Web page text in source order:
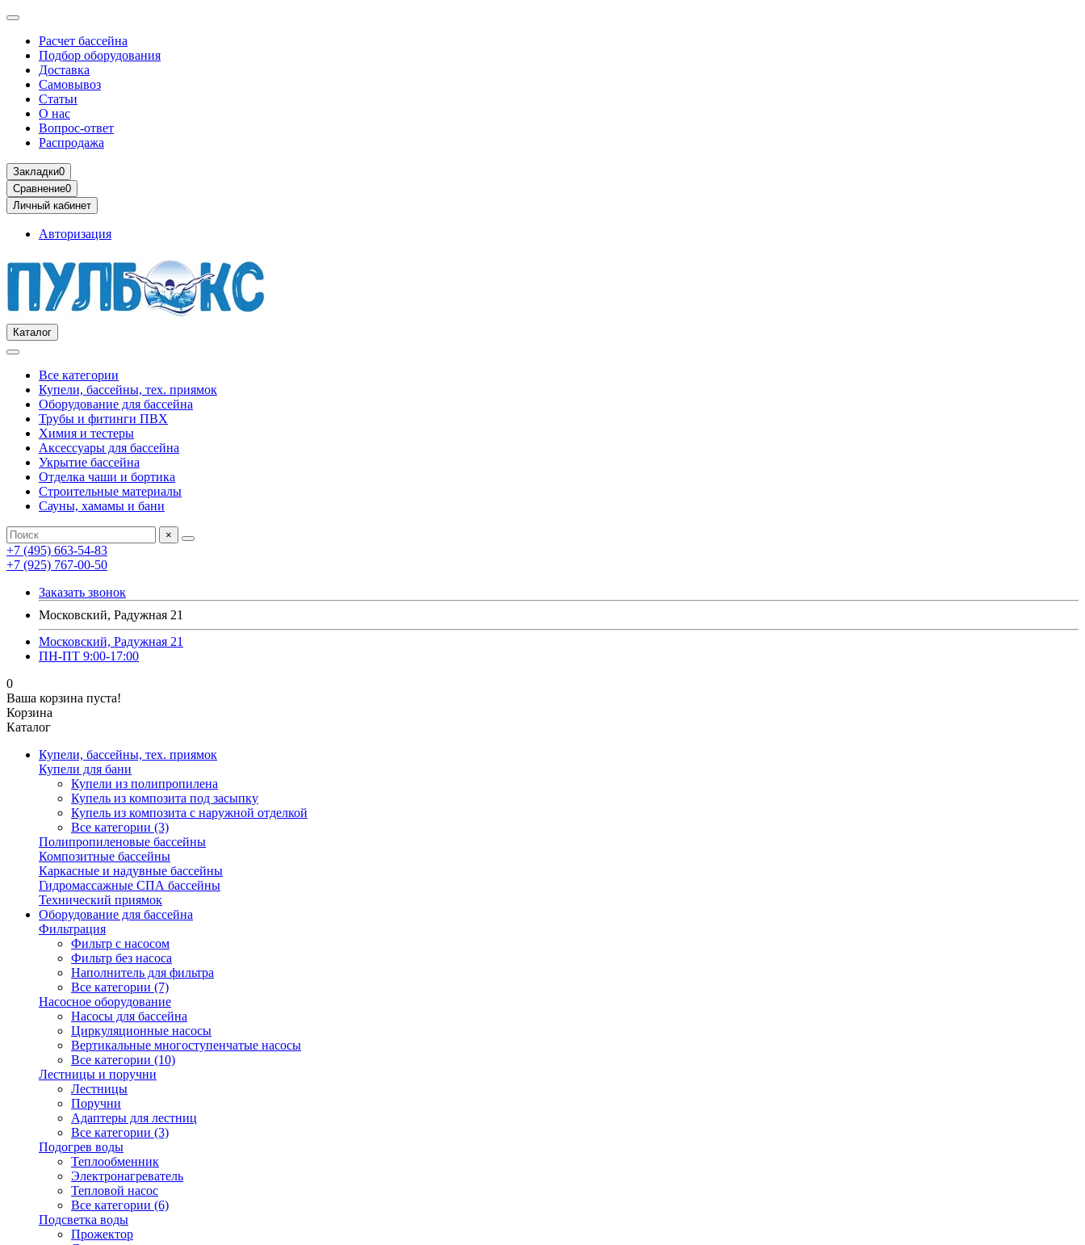
Расчет бассейна
Подбор оборудования
Доставка
Самовывоз
Статьи
О нас
Вопрос-ответ
Распродажа
Закладки0
Сравнение0
Личный кабинет
Авторизация
Каталог
Все категории
Купели, бассейны, тех. приямок
Оборудование для бассейна
Трубы и фитинги ПВХ
Химия и тестеры
Аксессуары для бассейна
Укрытие бассейна
Отделка чаши и бортика
Строительные материалы
Сауны, хамамы и бани
×
+7 (495) 663-54-83
+7 (925) 767-00-50
Заказать звонок
Московский, Радужная 21
Московский, Радужная 21
ПН-ПТ 9:00-17:00
0
Ваша корзина пуста!
Корзина
Каталог
Купели, бассейны, тех. приямок
Купели для бани
Купели из полипропилена
Купель из композита под засыпку
Купель из композита с наружной отделкой
Все категории (3)
Полипропиленовые бассейны
Композитные бассейны
Каркасные и надувные бассейны
Гидромассажные СПА бассейны
Технический приямок
Оборудование для бассейна
Фильтрация
Фильтр с насосом
Фильтр без насоса
Наполнитель для фильтра
Все категории (7)
Насосное оборудование
Насосы для бассейна
Циркуляционные насосы
Вертикальные многоступенчатые насосы
Все категории (10)
Лестницы и поручни
Лестницы
Поручни
Адаптеры для лестниц
Все категории (3)
Подогрев воды
Теплообменник
Электронагреватель
Тепловой насос
Все категории (6)
Подсветка воды
Прожектор